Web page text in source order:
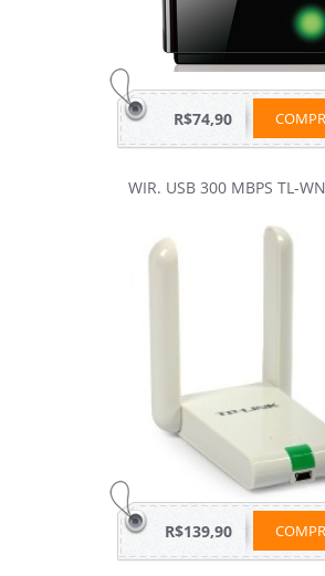
R$74,90
WIR. USB 300 MBPS TL-
R$139,90